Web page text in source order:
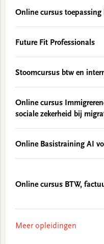
Online cursus toepassing
Future Fit Professionals
Stoomcursus btw en
Online cursus
sociale zekerheid bij
Online Basistraining AI
Online cursus BTW,
Meer opleidingen